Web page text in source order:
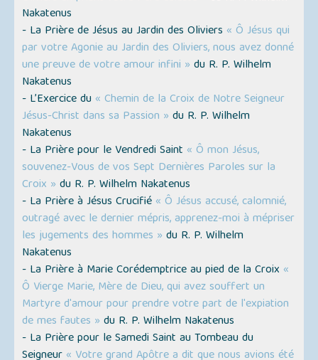
Nakatenus
- La Prière de Jésus au Jardin des Oliviers « Ô Jésus qui
par votre Agonie au Jardin des Oliviers, nous avez donné
une preuve de votre amour infini » du R. P. Wilhelm
Nakatenus
- L’Exercice du « Chemin de la Croix de Notre Seigneur
Jésus-Christ dans sa Passion » du R. P. Wilhelm
Nakatenus
- La Prière pour le Vendredi Saint « Ô mon Jésus,
souvenez-Vous de vos Sept Dernières Paroles sur la
Croix » du R. P. Wilhelm Nakatenus
- La Prière à Jésus Crucifié « Ô Jésus accusé, calomnié,
outragé avec le dernier mépris, apprenez-moi à mépriser
les jugements des hommes » du R. P. Wilhelm
Nakatenus
- La Prière à Marie Corédemptrice au pied de la Croix «
Ô Vierge Marie, Mère de Dieu, qui avez souffert un
Martyre d'amour pour prendre votre part de l'expiation
de mes fautes » du R. P. Wilhelm Nakatenus
- La Prière pour le Samedi Saint au Tombeau du
Seigneur « Votre grand Apôtre a dit que nous avions été